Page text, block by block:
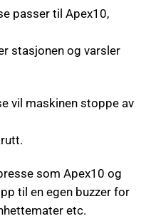
passer til Apex10,
stasjonen og varsler
vil maskinen stoppe av
som Apex10 og
til en egen buzzer for
etc.